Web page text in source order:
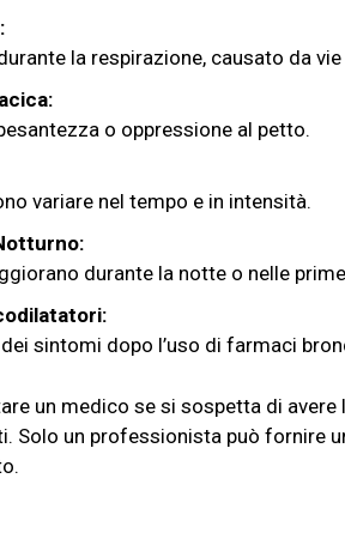
la respirazione, causato da
o oppressione al petto.
variare nel tempo e in intensità.
durante la notte o nelle
sintomi dopo l’uso di farmaci
un medico se si sospetta di
Solo un professionista può fornire